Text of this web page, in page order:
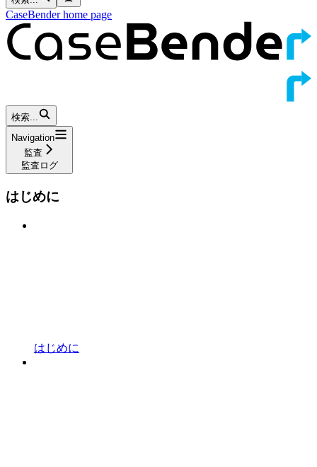
CaseBenderhome page
検索...
Navigation
監査
監査ログ
はじめに
はじめに